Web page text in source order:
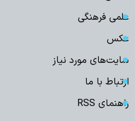
علمی فرهنگی
عکس
سایت‌های مورد نیاز
ارتباط با ما
راهنمای RSS